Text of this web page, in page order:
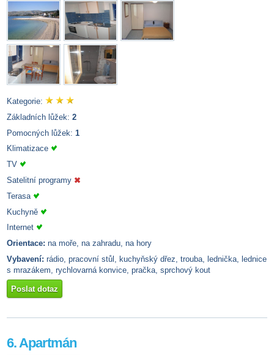
Kategorie:
Základních lůžek: 2
Pomocných lůžek: 1
Klimatizace
TV
Satelitní programy
Terasa
Kuchyně
Internet
Orientace: na moře, na zahradu, na hory
Vybavení: rádio, pracovní stůl, kuchyňský dřez, trouba, lednička, lednice
s mrazákem, rychlovarná konvice, pračka, sprchový kout
Poslat dotaz
6. Apartmán